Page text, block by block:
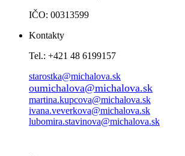
IČO: 00313599
Kontakty
Tel.: +421 48 6199157
starostka@michalova.sk
oumichalova@michalova.sk
martina.kupcova@michalova.sk
ivana.veverkova@michalova.sk
lubomira.stavinova@michalova.sk